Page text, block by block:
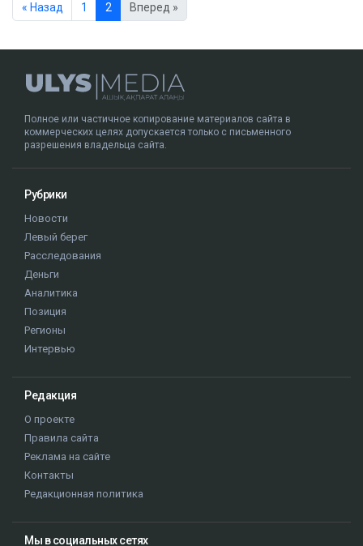
« Назад 1 2 Вперед »
Полное или частичное копирование материалов сайта в
коммерческих целях допускается только с письменного
разрешения владельца сайта.
Рубрики
Новости
Левый берег
Расследования
Деньги
Аналитика
Позиция
Регионы
Интервью
Редакция
О проекте
Правила сайта
Реклама на сайте
Контакты
Редакционная политика
Мы в социальных сетях